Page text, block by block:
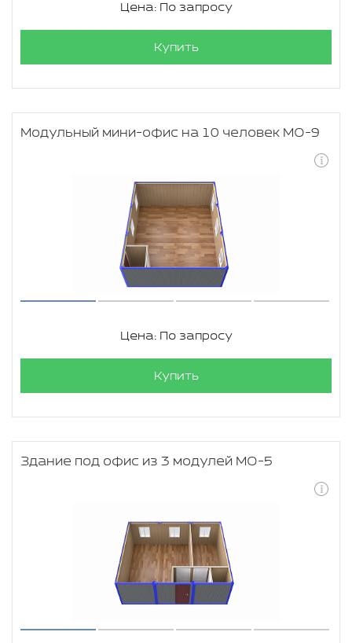
Цена: По запросу
Купить
Модульный мини-офис на 10 человек МО-9
Цена: По запросу
Купить
Здание под офис из 3 модулей МО-5